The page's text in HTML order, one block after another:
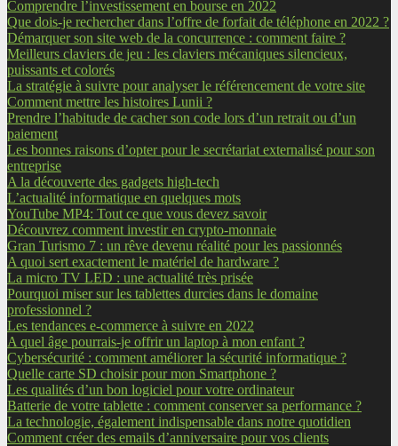
Comprendre l’investissement en bourse en 2022
Que dois-je rechercher dans l’offre de forfait de téléphone en 2022 ?
Démarquer son site web de la concurrence : comment faire ?
Meilleurs claviers de jeu : les claviers mécaniques silencieux,
puissants et colorés
La stratégie à suivre pour analyser le référencement de votre site
Comment mettre les histoires Lunii ?
Prendre l’habitude de cacher son code lors d’un retrait ou d’un
paiement
Les bonnes raisons d’opter pour le secrétariat externalisé pour son
entreprise
A la découverte des gadgets high-tech
L’actualité informatique en quelques mots
YouTube MP4: Tout ce que vous devez savoir
Découvrez comment investir en crypto-monnaie
Gran Turismo 7 : un rêve devenu réalité pour les passionnés
A quoi sert exactement le matériel de hardware ?
La micro TV LED : une actualité très prisée
Pourquoi miser sur les tablettes durcies dans le domaine
professionnel ?
Les tendances e-commerce à suivre en 2022
A quel âge pourrais-je offrir un laptop à mon enfant ?
Cybersécurité : comment améliorer la sécurité informatique ?
Quelle carte SD choisir pour mon Smartphone ?
Les qualités d’un bon logiciel pour votre ordinateur
Batterie de votre tablette : comment conserver sa performance ?
La technologie, également indispensable dans notre quotidien
Comment créer des emails d’anniversaire pour vos clients